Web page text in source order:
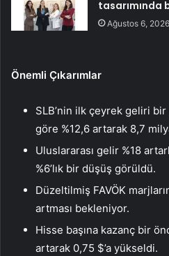
tasarımında
Ağustos 6, 2026
Önemli Çıkarımlar
SLB’nin ilk çeyrek geliri bir
göre %12,6 artarak 8,7
Uluslararası gelir %18
%6’lık bir düşüş görüldü.
Düzeltilmiş FAVÖK
artması bekleniyor.
Hisse başına kazanç bir
artarak 0,75 $’a yükseldi.